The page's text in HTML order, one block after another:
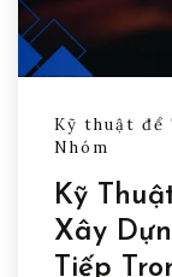
Kỹ thuật để
Nhóm
Kỹ
Xây
Tiếp